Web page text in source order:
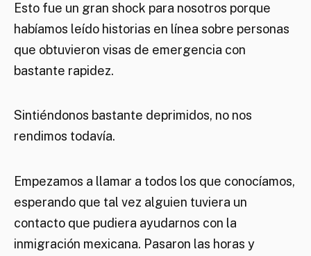
Esto fue un gran shock para nosotros porque
habíamos leído historias en línea sobre personas
que obtuvieron visas de emergencia con
bastante rapidez.
Sintiéndonos bastante deprimidos, no nos
rendimos todavía.
Empezamos a llamar a todos los que conocíamos,
esperando que tal vez alguien tuviera un
contacto que pudiera ayudarnos con la
inmigración mexicana. Pasaron las horas y